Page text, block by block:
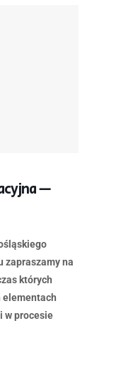
—
zapraszamy na
których
elementach
w procesie